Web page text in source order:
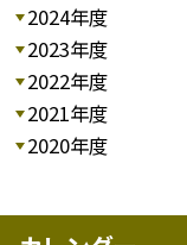
2024年度
2023年度
2022年度
2021年度
2020年度